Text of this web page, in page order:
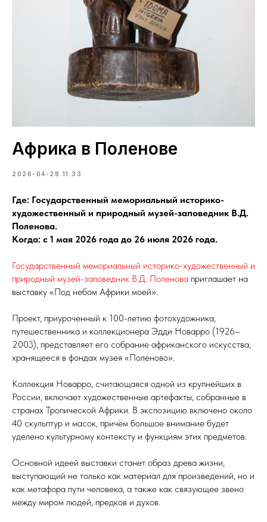
Африка в Поленове
2026-04-28 11:33
Где: Государственный мемориальный историко-
художественный и природный музей-заповедник В.Д.
Поленова.
Когда: с 1 мая 2026 года до 26 июля 2026 года.
Государственный мемориальный историко-художественный и
природный музей-заповедник В.Д. Поленова приглашает на
выставку «Под небом Африки моей».
Проект, приуроченный к 100-летию фотохудожника,
путешественника и коллекционера Эдди Новарро (1926–
2003), представляет его собрание африканского искусства,
хранящееся в фондах музея «Поленово».
Коллекция Новарро, считающаяся одной из крупнейших в
России, включает художественные артефакты, собранные в
странах Тропической Африки. В экспозицию включено около
40 скульптур и масок, причём большое внимание будет
уделено культурному контексту и функциям этих предметов.
Основной идеей выставки станет образ древа жизни,
выступающий не только как материал для произведений, но и
как метафора пути человека, а также как связующее звено
между миром людей, предков и духов.